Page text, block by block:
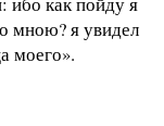
мною? я увидел
моего».